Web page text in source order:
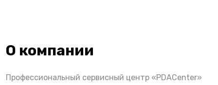
О компании
Профессиональный сервисный центр «PDACenter»